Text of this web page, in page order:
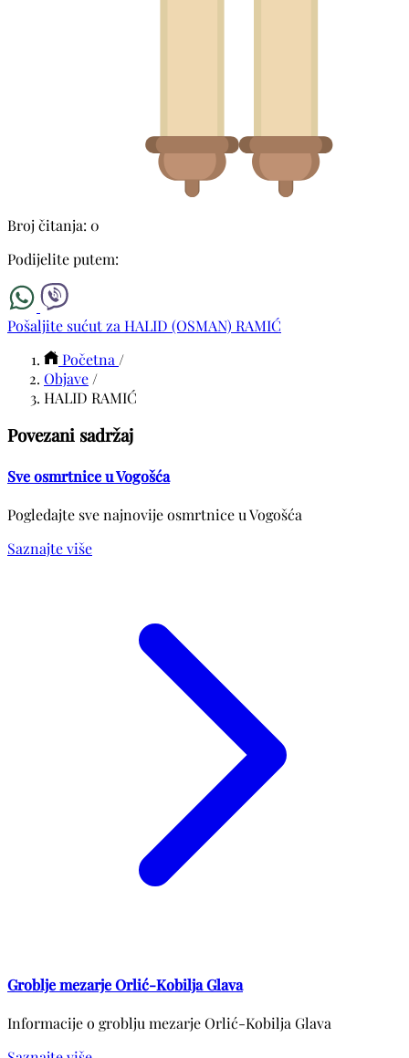
Broj čitanja: 0
Podijelite putem:
Pošaljite sućut za HALID (OSMAN) RAMIĆ
Početna /
Objave /
HALID RAMIĆ
Povezani sadržaj
Sve osmrtnice u Vogošća
Pogledajte sve najnovije osmrtnice u Vogošća
Saznajte više
Groblje mezarje Orlić-Kobilja Glava
Informacije o groblju mezarje Orlić-Kobilja Glava